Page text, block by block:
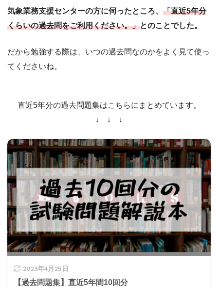
気象業務支援センターの方に伺ったところ、 「直近5年分
くらいの過去問をご利用ください。」とのことでした。
だから勉強する際は、いつの過去問なのかをよく見て使っ
てくださいね。
直近5年分の過去問題集はこちらにまとめています。
↓ ↓ ↓
2023年4月25日
【過去問題集】直近5年間10回分